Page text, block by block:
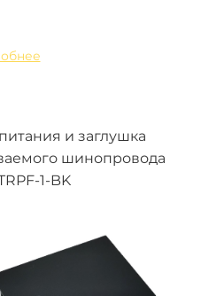
и заглушка
шинопровода
1-BK